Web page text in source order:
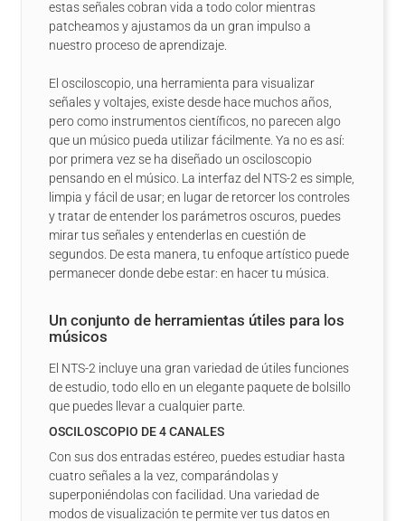
estas señales cobran vida a todo color mientras
patcheamos y ajustamos da un gran impulso a
nuestro proceso de aprendizaje.
El osciloscopio, una herramienta para visualizar
señales y voltajes, existe desde hace muchos años,
pero como instrumentos científicos, no parecen algo
que un músico pueda utilizar fácilmente. Ya no es así:
por primera vez se ha diseñado un osciloscopio
pensando en el músico. La interfaz del NTS-2 es simple,
limpia y fácil de usar; en lugar de retorcer los controles
y tratar de entender los parámetros oscuros, puedes
mirar tus señales y entenderlas en cuestión de
segundos. De esta manera, tu enfoque artístico puede
permanecer donde debe estar: en hacer tu música.
Un conjunto de herramientas útiles para los
músicos
El NTS-2 incluye una gran variedad de útiles funciones
de estudio, todo ello en un elegante paquete de bolsillo
que puedes llevar a cualquier parte.
OSCILOSCOPIO DE 4 CANALES
Con sus dos entradas estéreo, puedes estudiar hasta
cuatro señales a la vez, comparándolas y
superponiéndolas con facilidad. Una variedad de
modos de visualización te permite ver tus datos en